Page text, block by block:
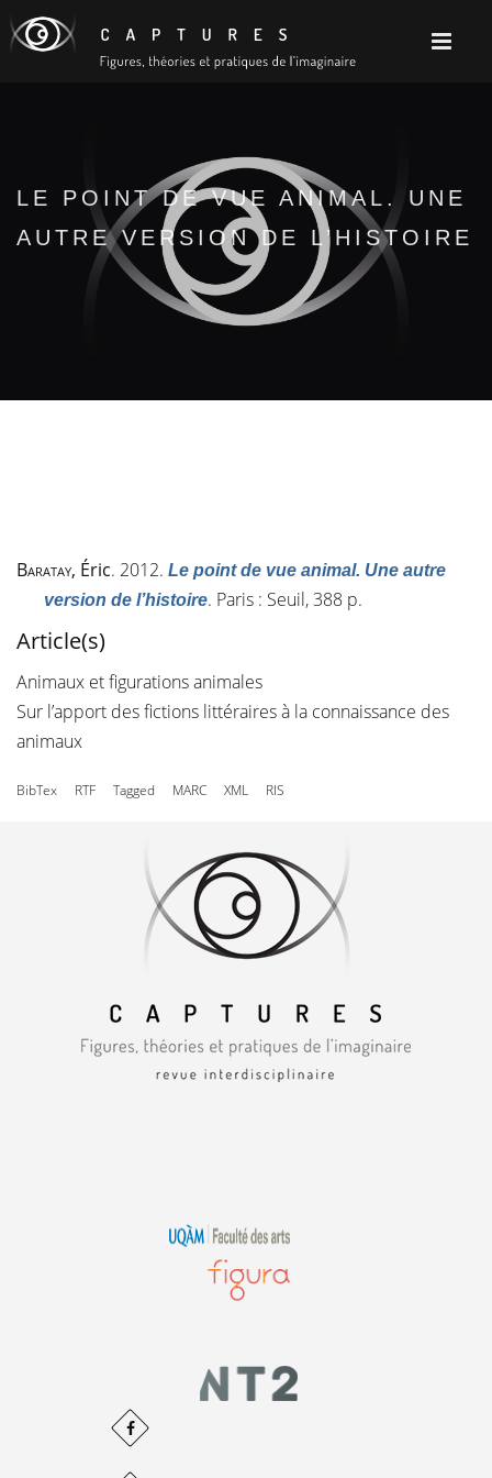
LE POINT DE VUE ANIMAL. UNE
AUTRE VERSION DE L’HISTOIRE
Baratay, Éric. 2012. Le point de vue animal. Une autre
version de l’histoire. Paris : Seuil, 388 p.
Article(s)
Animaux et figurations animales
Sur l’apport des fictions littéraires à la connaissance des
animaux
BibTex RTF Tagged MARC XML RIS